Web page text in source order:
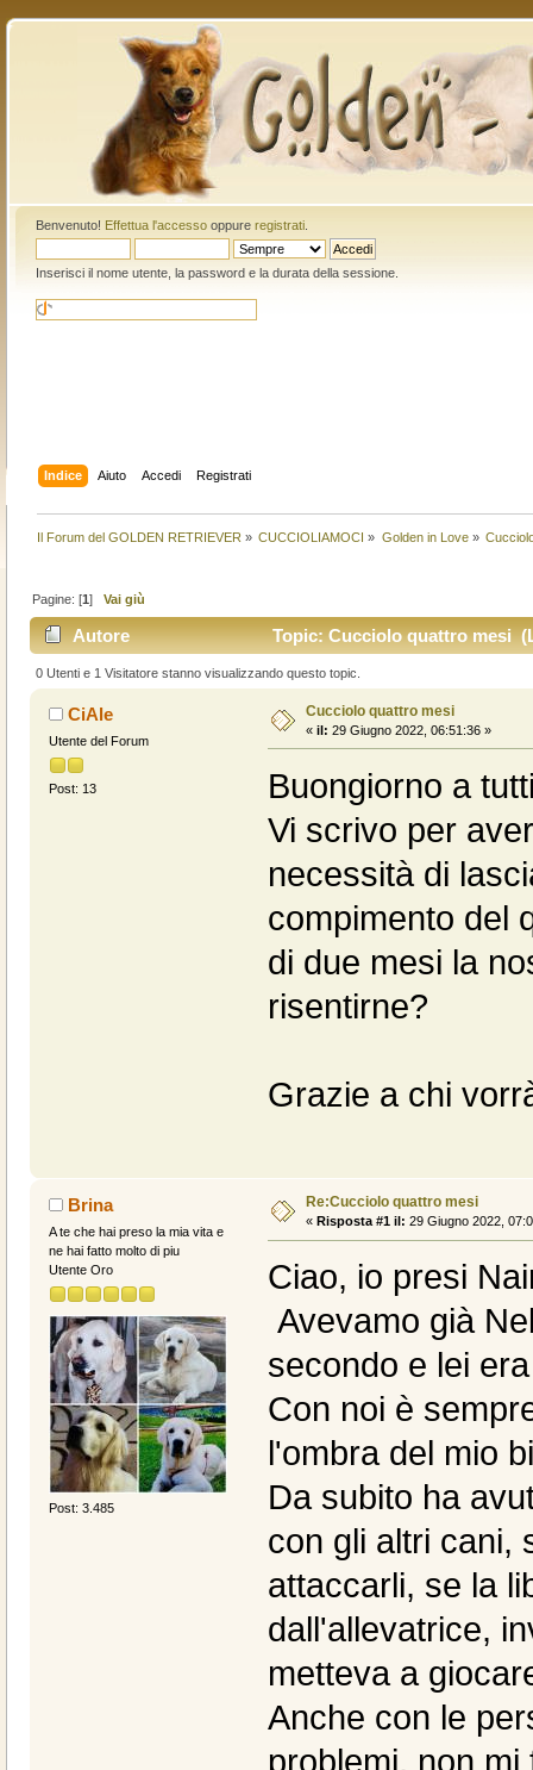
Benvenuto! Effettua l'accessooppure registrati.
Inserisci il nome utente, la password e la durata della sessione.
Indice Aiuto Accedi Registrati
Il Forum del GOLDEN RETRIEVER » CUCCIOLIAMOCI » Golden in Love»
Pagine: [1]Vai giù
Autore Topic: Cucciolo quattro mesi
0 Utenti e 1 Visitatore stanno visualizzando questo topic.
CiAle
Utente del Forum
Post: 13
Cucciolo quattro mesi
« il: 29 Giugno 2022, 06:51:36 »
Buongiorno a
Vi scrivo per
necessità di
compimento del
di due mesi la
risentirne?
Grazie a chi
Brina
A te che hai preso la mia vita e
ne hai fatto molto di piu
Utente Oro
Post: 3.485
Re:Cucciolo quattro mesi
« Risposta #1 il: 29 Giugno 2022,
Ciao, io presi
Avevamo già
secondo e lei
Con noi è
l'ombra del mio
Da subito ha
con gli altri cani,
attaccarli, se la
dall'allevatrice,
metteva a
Anche con le
problemi, non